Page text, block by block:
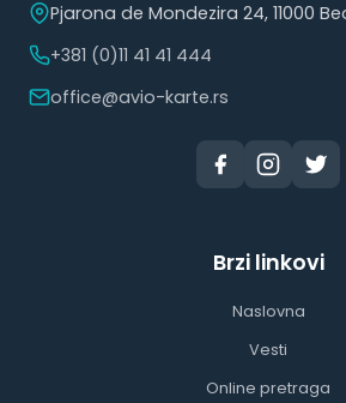
Pjarona de Mondezira 24, 11000
+381 (0)11 41 41 444
office@avio-karte.rs
Brzi linkovi
Naslovna
Vesti
Online pretraga